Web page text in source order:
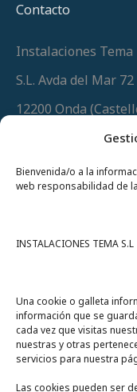
Bienvenida/o a la
web responsabilidad de
INSTALACIONES TEMA S.L
Una cookie o galleta
información que se
cada vez que visitas
nuestras y otras
servicios para nuestra
Las cookies pueden ser
Contacto
Instalaciones Tema
S.L. Avda del Mar 72
12200 Onda
(+34) 964
Urgencias y